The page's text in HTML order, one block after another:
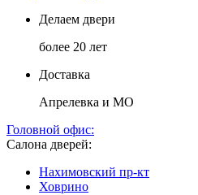
Делаем двери
более 20 лет
Доставка
Апрелевка и МО
Головной офис:
Салона дверей:
Нахимовский пр-кт
Ховрино